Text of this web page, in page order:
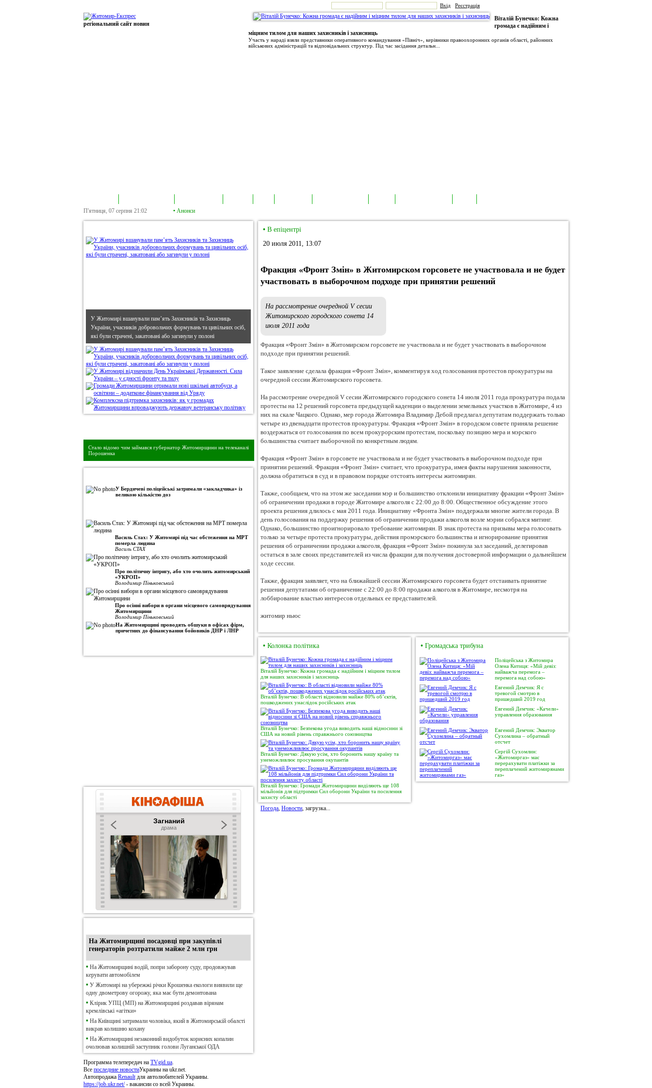
Вхід Реєстрація
регіональний сайт новин
Віталій Бунечко: Кожна
громада є надійним і
міцним тилом для наших захисників і захисниць
Участь у нараді взяли представники оперативного командування «Північ», керівники правоохоронних органів області, районних
військових адміністрацій та відповідальних структур. Під час засідання детальн...
П'ятниця, 07 серпня 21:02 • Анонси
У Житомирі вшанували пам’ять Захисників та Захисниць
України, учасників добровольчих формувань та цивільних осіб,
які були страчені, закатовані або загинули у полоні
Стало відомо чим займався губернатор Житомирщини на телеканалі
Порошенка
У Бердичеві поліцейські затримали «закладчика» із
великою кількістю доз
Василь Стах: У Житомирі під час обстеження на МРТ
померла людина
Василь СТАХ
Про політичну інтригу, або хто очолить житомирський
«УКРОП»
Володимир Піньковський
Про осінні вибори в органи місцевого самоврядування
Житомирщини
Володимир Піньковський
На Житомирщині проводять обшуки в офісах фірм,
причетних до фінансування бойовиків ДНР і ЛНР
На Житомирщині посадовці при закупівлі
генераторів розтратили майже 2 млн грн
• На Житомирщині водій, попри заборону суду, продовжував
керувати автомобілем
• У Житомирі на убережжі річки Крошенка екологи виявили ще
одну двометрову огорожу, яка має бути демонтована
• Клірик УПЦ (МП) на Житомирщині роздавав вірянам
кремлівські «агітки»
• На Київщині затримали чоловіка, який в Житомирській обалсті
викрав колишню кохану
• На Житомирщині незаконний видобуток корисних копалин
очолював колишній заступник голови Луганської ОДА
Программа телепередач на TVgid.ua.
Все последние новостиУкраины на ukr.net.
Автопродажа Renaultдля автолюбителей Украины.
https://job.ukr.net/- вакансии со всей Украины.
• В епіцентрі
20 июля 2011, 13:07
Фракция «Фронт Змін» в Житомирском горсовете не участвовала и не будет
участвовать в выборочном подходе при принятии решений
На рассмотрение очередной V сесии
Житомирского городского сонета 14
июля 2011 года
Фракция «Фронт Змін» в Житомирском горсовете не участвовала и не будет участвовать в выборочном
подходе при принятии решений.
Такое заявление сделала фракция «Фронт Змін», комментируя ход голосования протестов прокуратуры на
очередной сессии Житомирского горсовета.
На рассмотрение очередной V сесии Житомирского городского сонета 14 июля 2011 года прокуратура подала
протесты на 12 решений горсовета предыдущей каденции о выделении земельных участков в Житомире, 4 из
них на скале Чацкого. Однако, мер города Житомира Владимир Дебой предлагал депутатам поддержать только
четыре из двенадцати протестов прокуратуры. Фракция «Фронт Змін» в городском совете приняла решение
воздержаться от голосования по всем прокурорским протестам, поскольку позицию мера и мэрского
большинства считает выборочной по конкретным людям.
Фракция «Фронт Змін» в горсовете не участвовала и не будет участвовать в выборочном подходе при
принятии решений. Фракция «Фронт Змін» считает, что прокуратура, имея факты нарушения законности,
должна обратиться в суд и в правовом порядке отстоять интересы житомирян.
Также, сообщаем, что на этом же заседании мэр и большинство отклонили инициативу фракции «Фронт Змін»
об ограничении продажи в городе Житомире алкоголя с 22:00 до 8:00. Общественное обсуждение этого
проекта решения длилось с мая 2011 года. Инициативу «Фронта Змін» поддержали многие жители города. В
день голосования на поддержку решения об ограничении продажи алкоголя возле мэрии собрался митинг.
Однако, большинство проигнорировало требование житомирян. В знак протеста на призывы мера голосовать
только за четыре протеста прокуратуры, действия промэрского большинства и игнорирование принятия
решения об ограничении продажи алкоголя, фракция «Фронт Змін» покинула зал заседаний, делегировав
остаться в зале своих представителей из числа фракции для получения достоверной информации о дальнейшем
ходе сессии.
Также, фракция заявляет, что на ближайшей сессии Житомирского горсовета будет отстаивать принятие
решения депутатами об ограничение с 22:00 до 8:00 продажи алкоголя в Житомире, несмотря на
лоббирование властью интересов отдельных ее представителей.
житомир ньюс
• Колонка політика
Віталій Бунечко: Кожна громада є надійним і міцним тилом
для наших захисників і захисниць
Віталій Бунечко: В області відновили майже 80% об’єктів,
пошкоджених унаслідок російських атак
Віталій Бунечко: Безпекова угода виводить наші відносини зі
США на новий рівень справжнього союзництва
Віталій Бунечко: Дякую усім, хто боронить нашу країну та
унеможливлює просування окупантів
Віталій Бунечко: Громади Житомирщини виділяють ще 108
мільйонів для підтримки Сил оборони України та посилення
захисту області
• Громадська трибуна
Поліцейська з Житомира
Олена Китиця: «Мій девіз:
найважча перемога –
перемога над собою»
Евгений Демчик: Я с
тревогой смотрю в
пришедший 2019 год
Евгений Демчик: «Качели»
управления образования
Евгений Демчик: Экватор
Сухомлина – обратный
отсчет
Сергій Сухомлин:
«Житомиргаз» має
перерахувати платіжки за
переплачений житомирянами
газ»
Погода, Новости, загрузка...